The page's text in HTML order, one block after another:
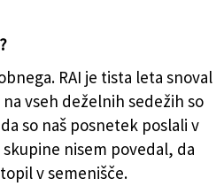
RAI je tista leta snoval
vseh deželnih sedežih so
so naš posnetek poslali v
nisem povedal, da
v semenišče.